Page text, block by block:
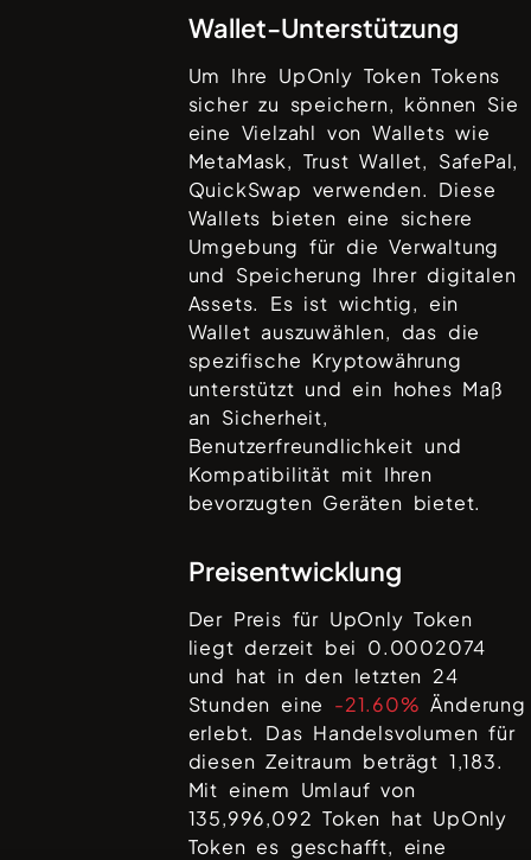
Wallet-Unterstützung
Um Ihre UpOnly Token Tokens
sicher zu speichern, können Sie
eine Vielzahl von Wallets wie
MetaMask, Trust Wallet, SafePal,
QuickSwap verwenden. Diese
Wallets bieten eine sichere
Umgebung für die Verwaltung
und Speicherung Ihrer digitalen
Assets. Es ist wichtig, ein
Wallet auszuwählen, das die
spezifische Kryptowährung
unterstützt und ein hohes Maß
an Sicherheit,
Benutzerfreundlichkeit und
Kompatibilität mit Ihren
bevorzugten Geräten bietet.
Preisentwicklung
Der Preis für UpOnly Token
liegt derzeit bei 0.0002074
und hat in den letzten 24
Stunden eine -21.60% Änderung
erlebt. Das Handelsvolumen für
diesen Zeitraum beträgt 1,183.
Mit einem Umlauf von
135,996,092 Token hat UpOnly
Token es geschafft, eine